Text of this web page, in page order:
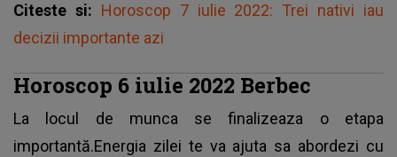
Citeste si: Horoscop 7 iulie 2022: Trei nativi iau
decizii importante azi
Horoscop 6 iulie 2022 Berbec
La locul de munca se finalizeaza o etapa
importantă.Energia zilei te va ajuta sa abordezi cu